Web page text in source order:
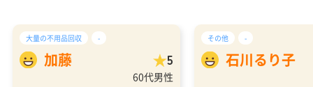
大量の不用品回収 -
加藤 5
60代男性
その他 -
石川るり子